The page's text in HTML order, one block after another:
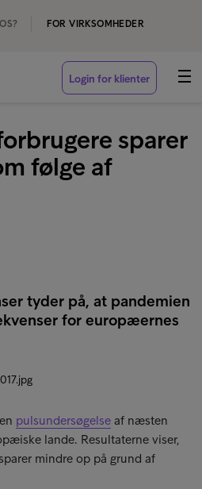
FOR VIRKSOMHEDER
Login for klienter
sparer
følge af
tyder på, at pandemien
for europæernes
pulsundersøgelse af næsten
lande. Resultaterne viser,
mindre op på grund af